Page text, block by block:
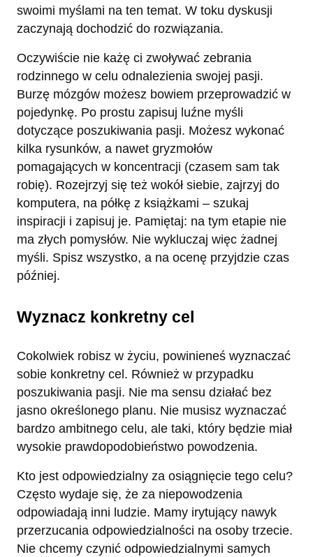
swoimi myślami na ten temat. W toku dyskusji
zaczynają dochodzić do rozwiązania.
Oczywiście nie każę ci zwoływać zebrania
rodzinnego w celu odnalezienia swojej pasji.
Burzę mózgów możesz bowiem przeprowadzić w
pojedynkę. Po prostu zapisuj luźne myśli
dotyczące poszukiwania pasji. Możesz wykonać
kilka rysunków, a nawet gryzmołów
pomagających w koncentracji (czasem sam tak
robię). Rozejrzyj się też wokół siebie, zajrzyj do
komputera, na półkę z książkami – szukaj
inspiracji i zapisuj je. Pamiętaj: na tym etapie nie
ma złych pomysłów. Nie wykluczaj więc żadnej
myśli. Spisz wszystko, a na ocenę przyjdzie czas
później.
Wyznacz konkretny cel
Cokolwiek robisz w życiu, powinieneś wyznaczać
sobie konkretny cel. Również w przypadku
poszukiwania pasji. Nie ma sensu działać bez
jasno określonego planu. Nie musisz wyznaczać
bardzo ambitnego celu, ale taki, który będzie miał
wysokie prawdopodobieństwo powodzenia.
Kto jest odpowiedzialny za osiągnięcie tego celu?
Często wydaje się, że za niepowodzenia
odpowiadają inni ludzie. Mamy irytujący nawyk
przerzucania odpowiedzialności na osoby trzecie.
Nie chcemy czynić odpowiedzialnymi samych